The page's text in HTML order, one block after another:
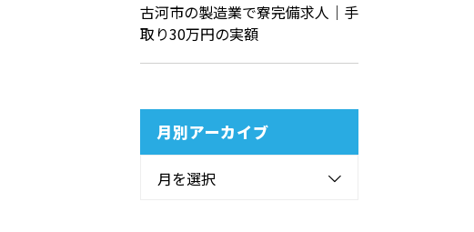
古河市の製造業で寮完備求人｜手
取り30万円の実額
月別アーカイブ
月を選択